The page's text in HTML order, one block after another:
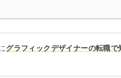
グラフィックデザイナーの転職で